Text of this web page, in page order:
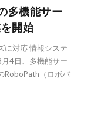
多機能サー
開始
に対応 情報システ
4日、多機能サー
RoboPath（ロボパ